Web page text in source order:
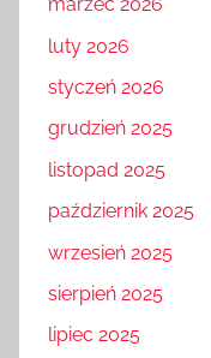
marzec 2026
luty 2026
styczeń 2026
grudzień 2025
listopad 2025
październik 2025
wrzesień 2025
sierpień 2025
lipiec 2025